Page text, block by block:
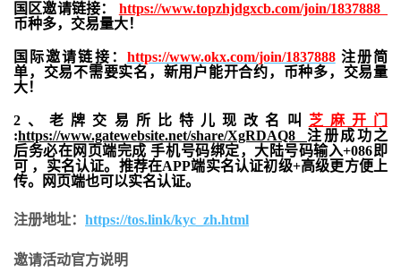
国区邀请链接： https://www.topzhjdgxcb.com/join/1837888
币种多，交易量大！
国际邀请链接： https://www.okx.com/join/1837888注册简
单，交易不需要实名，新用户能开合约， 币种多，交易量
大！
2、老牌交易所比特儿现改名叫 芝麻开门
:https://www.gatewebsite.net/share/XgRDAQ8 注册成功之
后务必在网页端完成 手机号码绑定，大陆号码输入+086即
可 ，实名认证。推荐在APP端实名认证初级+高级更方便上
传。网页端也可以实名认证。
注册地址： https://tos.link/kyc_zh.html
邀请活动官方说明